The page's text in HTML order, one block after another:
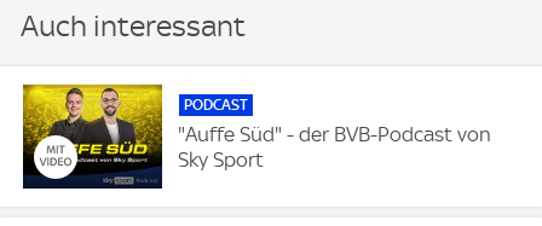
Auch interessant
PODCAST
"Auffe Süd" - der BVB-Podcast von
Sky Sport